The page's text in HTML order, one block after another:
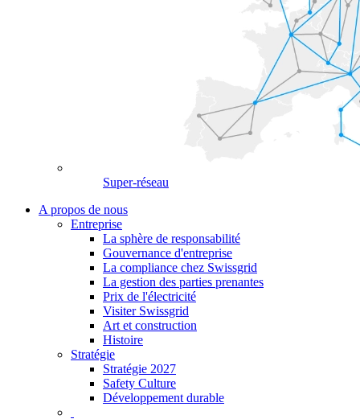
Super-réseau
A propos de nous
Entreprise
La sphère de responsabilité
Gouvernance d'entreprise
La compliance chez Swissgrid
La gestion des parties prenantes
Prix de l'électricité
Visiter Swissgrid
Art et construction
Histoire
Stratégie
Stratégie 2027
Safety Culture
Développement durable